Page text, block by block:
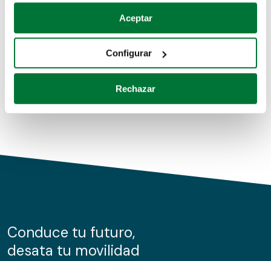
Si lo permite, también quisiéramos:
Recopilar información sobre su ubicación geográfica
Identificar su dispositivo analizándolo activamente
para buscar características específicas (huellas
Obtenga más información sobre cómo se procesan sus
de cookies.
información sobre el uso que haga del sitio web con
nuestros partners de redes sociales, publicidad y análisis
Aceptar
Configurar
Rechazar
Coches de segunda mano
Coches de km0
Conduce tu futuro,
desata tu movilidad